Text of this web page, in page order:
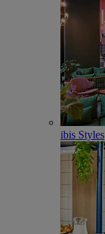
ibis Styles